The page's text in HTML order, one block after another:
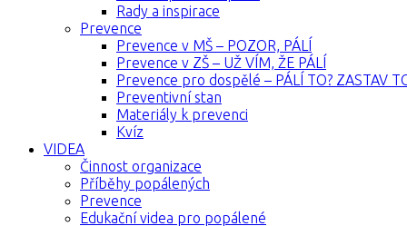
Rady a inspirace
Prevence
Prevence v MŠ – POZOR, PÁLÍ
Prevence v ZŠ – UŽ VÍM, ŽE PÁLÍ
Prevence pro dospělé – PÁLÍ TO? ZASTAV
Preventivní stan
Materiály k prevenci
Kvíz
VIDEA
Činnost organizace
Příběhy popálených
Prevence
Edukační videa pro popálené